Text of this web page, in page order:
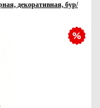
декоративная, бур/